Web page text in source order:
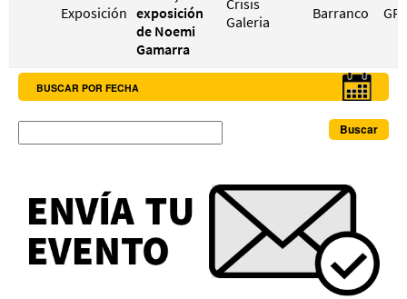
Exposición exposición
de Noemi
Gamarra
Galeria
Barranco
BUSCAR POR FECHA